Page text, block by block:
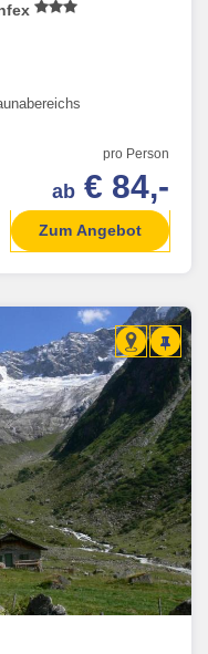
pro Person
ab € 84,-
Zum Angebot